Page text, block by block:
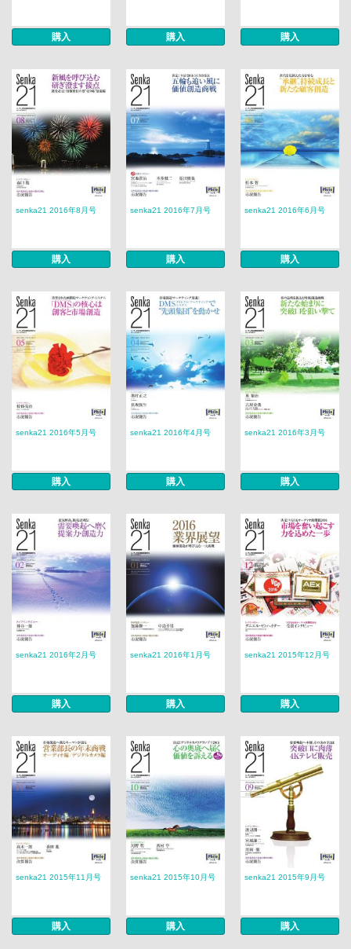
購入 購入 購入
senka21 2016年8月号
購入
senka21 2016年7月号
購入
senka21 2016年6月号
購入
senka21 2016年5月号
購入
senka21 2016年4月号
購入
senka21 2016年3月号
購入
senka21 2016年2月号
購入
senka21 2016年1月号
購入
senka21 2015年12月号
購入
senka21 2015年11月号
購入
senka21 2015年10月号
購入
senka21 2015年9月号
購入